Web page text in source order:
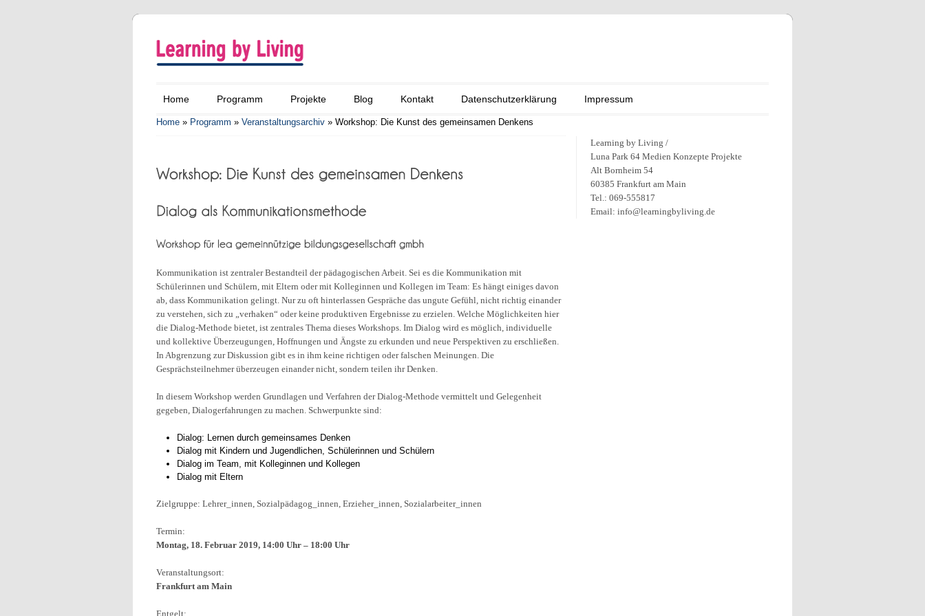
Home Programm Projekte Blog Kontakt Datenschutzerklärung Impressum
Home » Programm » Veranstaltungsarchiv » Workshop: Die Kunst des gemeinsamen Denkens
Kommunikation ist zentraler Bestandteil der pädagogischen Arbeit. Sei es die Kommunikation mit
Schülerinnen und Schülern, mit Eltern oder mit Kolleginnen und Kollegen im Team: Es hängt einiges davon
ab, dass Kommunikation gelingt. Nur zu oft hinterlassen Gespräche das ungute Gefühl, nicht richtig einander
zu verstehen, sich zu „verhaken“ oder keine produktiven Ergebnisse zu erzielen. Welche Möglichkeiten hier
die Dialog-Methode bietet, ist zentrales Thema dieses Workshops. Im Dialog wird es möglich, individuelle
und kollektive Überzeugungen, Hoffnungen und Ängste zu erkunden und neue Perspektiven zu erschließen.
In Abgrenzung zur Diskussion gibt es in ihm keine richtigen oder falschen Meinungen. Die
Gesprächsteilnehmer überzeugen einander nicht, sondern teilen ihr Denken.
In diesem Workshop werden Grundlagen und Verfahren der Dialog-Methode vermittelt und Gelegenheit
gegeben, Dialogerfahrungen zu machen. Schwerpunkte sind:
­Dialog: Lernen durch gemeinsames Denken
­Dialog mit Kindern und Jugendlichen, Schülerinnen und Schülern
­Dialog im Team, mit Kolleginnen und Kollegen
­Dialog mit Eltern
Zielgruppe: Lehrer_innen, Sozialpädagog_innen, Erzieher_innen, Sozialarbeiter_innen
Termin:
Montag, 18. Februar 2019, 14:00 Uhr – 18:00 Uhr
Veranstaltungsort:
Frankfurt am Main
Entgelt:
Learning by Living /
Luna Park 64 Medien Konzepte Projekte
Alt Bornheim 54
60385 Frankfurt am Main
Tel.: 069-555817
Email: info@learningbyliving.de